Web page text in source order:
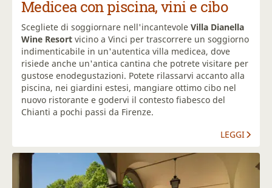
Medicea con piscina, vini e cibo
Scegliete di soggiornare nell'incantevole Villa Dianella
Wine Resort vicino a Vinci per trascorrere un soggiorno
indimenticabile in un'autentica villa medicea, dove
risiede anche un'antica cantina che potrete visitare per
gustose enodegustazioni. Potete rilassarvi accanto alla
piscina, nei giardini estesi, mangiare ottimo cibo nel
nuovo ristorante e godervi il contesto fiabesco del
Chianti a pochi passi da Firenze.
LEGGI